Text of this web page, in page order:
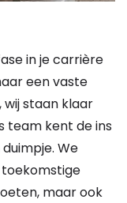
in je carrière
een vaste
wij staan klaar
team kent de ins
We
toekomstige
maar ook